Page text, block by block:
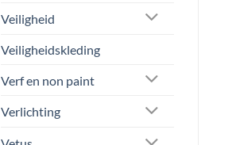
Veiligheid
Veiligheidskleding
Verf en non paint
Verlichting